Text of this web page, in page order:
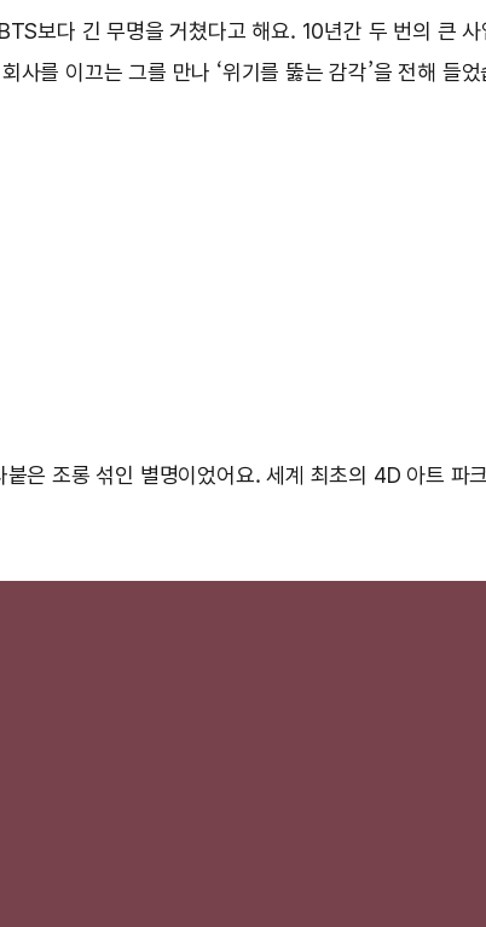
보다 긴 무명을 거쳤다고 해요. 10년간 두 번의 큰
사를 이끄는 그를 만나 ‘위기를 뚫는 감각’을 전해 들었
은 조롱 섞인 별명이었어요. 세계 최초의 4D 아트